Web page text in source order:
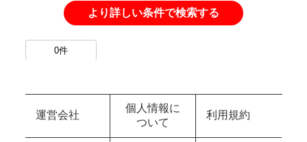
より詳しい条件で検索する
0件
運営会社
個人情報に
ついて
利用規約